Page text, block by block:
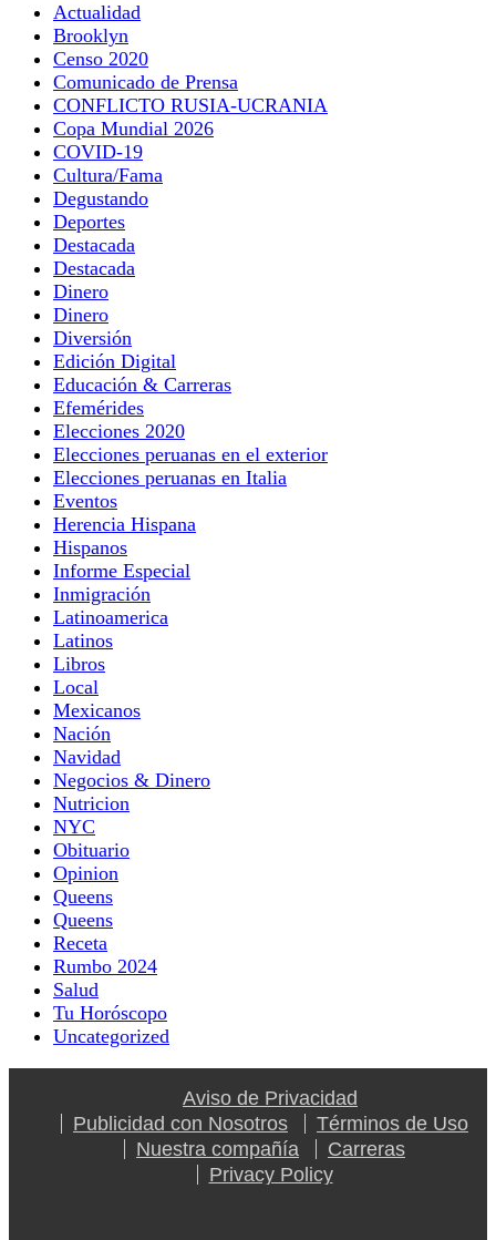
Actualidad
Brooklyn
Censo 2020
Comunicado de Prensa
CONFLICTO RUSIA-UCRANIA
Copa Mundial 2026
COVID-19
Cultura/Fama
Degustando
Deportes
Destacada
Destacada
Dinero
Dinero
Diversión
Edición Digital
Educación & Carreras
Efemérides
Elecciones 2020
Elecciones peruanas en el exterior
Elecciones peruanas en Italia
Eventos
Herencia Hispana
Hispanos
Informe Especial
Inmigración
Latinoamerica
Latinos
Libros
Local
Mexicanos
Nación
Navidad
Negocios & Dinero
Nutricion
NYC
Obituario
Opinion
Queens
Queens
Receta
Rumbo 2024
Salud
Tu Horóscopo
Uncategorized
Aviso de Privacidad
Publicidad con Nosotros
Términos de Uso
Nuestra compañía
Carreras
Privacy Policy